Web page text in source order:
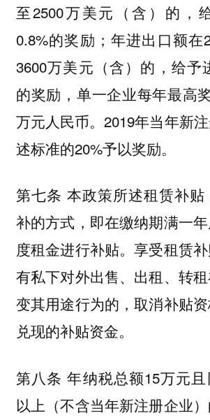
至2500万美元（含）的，
0.8%的奖励；年进出口额在
3600万美元（含）的，给予
的奖励，单一企业每年最高
万元人民币。2019年当年新
述标准的20%予以奖励。
第七条 本政策所述租赁补
补的方式，即在缴纳期满一
度租金进行补贴。享受租赁
有私下对外出售、出租、转
变其用途行为的，取消补贴
兑现的补贴资金。
第八条 年纳税总额15万元
以上（不含当年新注册企业